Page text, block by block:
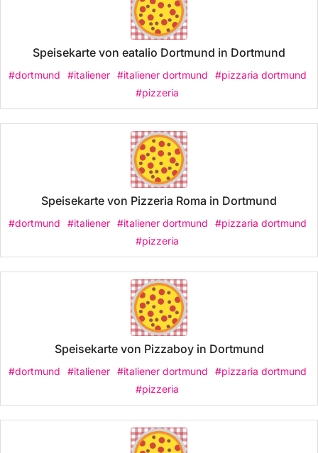
Speisekarte von eatalio Dortmund in Dortmund
#dortmund #italiener #italiener dortmund
#pizzaria dortmund
#pizzeria
Speisekarte von Pizzeria Roma in Dortmund
#dortmund #italiener #italiener dortmund
#pizzaria dortmund
#pizzeria
Speisekarte von Pizzaboy in Dortmund
#dortmund #italiener #italiener dortmund
#pizzaria dortmund
#pizzeria